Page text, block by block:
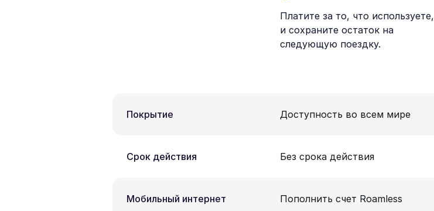
Платите за то, что используете,
и сохраните остаток на
следующую поездку.
Покрытие Доступность во всем мире
Срок действия Без срока действия
Мобильный интернет Пополнить счет Roamless